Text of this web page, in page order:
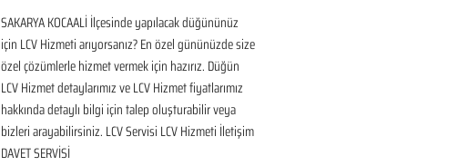
SAKARYA KOCAALİ İlçesinde yapılacak düğününüz
için LCV Hizmeti arıyorsanız? En özel gününüzde size
özel çözümlerle hizmet vermek için hazırız. Düğün
LCV Hizmet detaylarımız ve LCV Hizmet fiyatlarımız
hakkında detaylı bilgi için talep oluşturabilir veya
bizleri arayabilirsiniz. LCV Servisi LCV Hizmeti İletişim
DAVET SERVİSİ